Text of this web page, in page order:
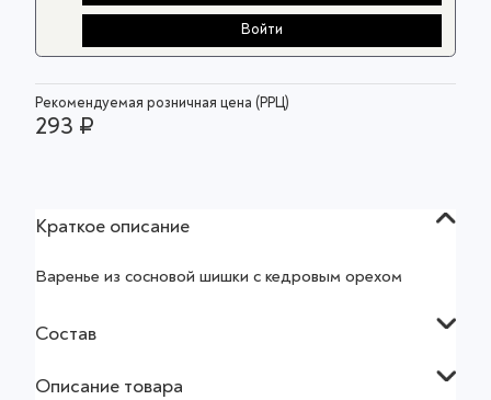
Войти
Рекомендуемая розничная цена (РРЦ)
293 ₽
Краткое описание
Варенье из сосновой шишки с кедровым орехом
Состав
Описание товара